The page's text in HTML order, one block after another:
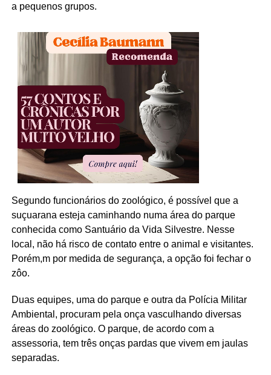
a pequenos grupos.
Segundo funcionários do zoológico, é possível que a
suçuarana esteja caminhando numa área do parque
conhecida como Santuário da Vida Silvestre. Nesse
local, não há risco de contato entre o animal e visitantes.
Porém,m por medida de segurança, a opção foi fechar o
zôo.
Duas equipes, uma do parque e outra da Polícia Militar
Ambiental, procuram pela onça vasculhando diversas
áreas do zoológico. O parque, de acordo com a
assessoria, tem três onças pardas que vivem em jaulas
separadas.